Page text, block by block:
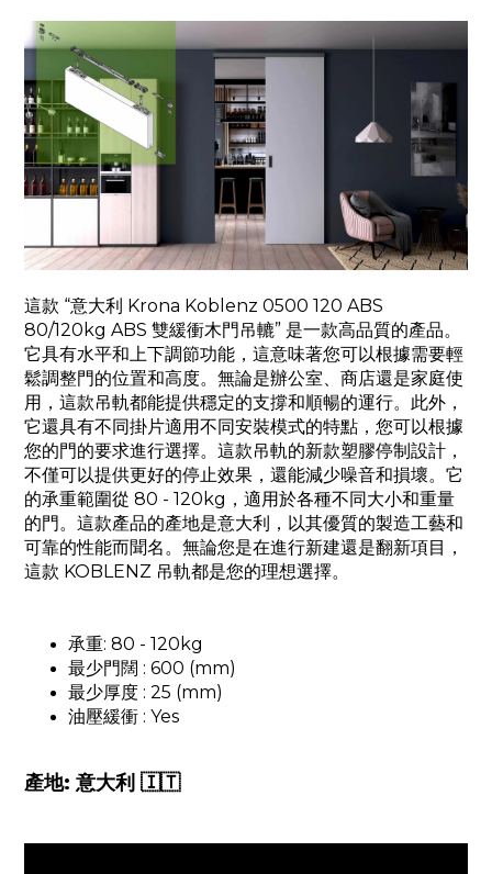
這款 “意大利 Krona Koblenz 0500 120 ABS
80/120kg ABS 雙緩衝木門吊轆” 是一款高品質的產品。
它具有水平和上下調節功能，這意味著您可以根據需要輕
鬆調整門的位置和高度。無論是辦公室、商店還是家庭使
用，這款吊軌都能提供穩定的支撐和順暢的運行。此外，
它還具有不同掛片適用不同安裝模式的特點，您可以根據
您的門的要求進行選擇。這款吊軌的新款塑膠停制設計，
不僅可以提供更好的停止效果，還能減少噪音和損壞。它
的承重範圍從 80 - 120kg，適用於各種不同大小和重量
的門。這款產品的產地是意大利，以其優質的製造工藝和
可靠的性能而聞名。無論您是在進行新建還是翻新項目，
這款 KOBLENZ 吊軌都是您的理想選擇。
承重: 80 - 120kg
最少門闊 : 600 (mm)
最少厚度 : 25 (mm)
油壓緩衝 : Yes
產地: 意大利 🇮🇹